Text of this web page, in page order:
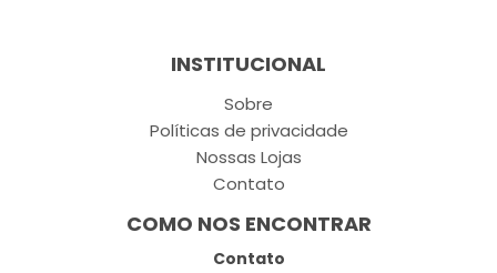
INSTITUCIONAL
Sobre
Políticas de privacidade
Nossas Lojas
Contato
COMO NOS ENCONTRAR
Contato